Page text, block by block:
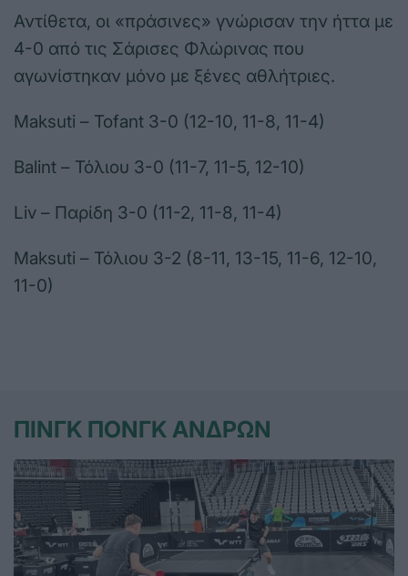
Αντίθετα, οι «πράσινες» γνώρισαν την ήττα με
4-0 από τις Σάρισες Φλώρινας που
αγωνίστηκαν μόνο με ξένες αθλήτριες.
Maksuti – Tofant 3-0 (12-10, 11-8, 11-4)
Balint – Τόλιου 3-0 (11-7, 11-5, 12-10)
Liv – Παρίδη 3-0 (11-2, 11-8, 11-4)
Maksuti – Τόλιου 3-2 (8-11, 13-15, 11-6, 12-10,
11-0)
ΠΙΝΓΚ ΠΟΝΓΚ ΑΝΔΡΩΝ